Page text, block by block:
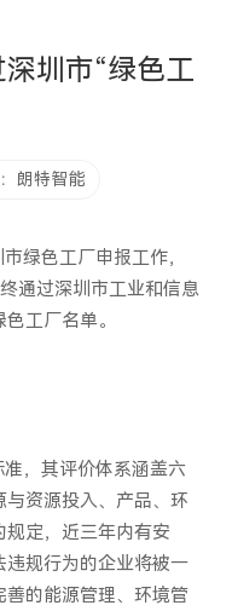
深圳市“绿色工
朗特智能
绿色工厂申报工作，
通过深圳市工业和信息
工厂名单。
，其评价体系涵盖六
资源投入、产品、环
定，近三年内有安
违规行为的企业将被一
善的能源管理、环境管